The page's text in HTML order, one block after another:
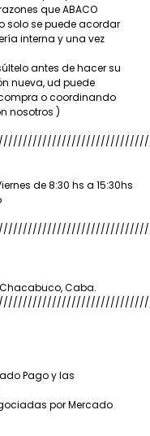
que ABACO
solo se puede acordar
interna y una vez
antes de hacer su
nueva, ud puede
o coordinando
nosotros )
de 8:30 hs a 15:30hs
Caba.
Pago y las
por Mercado